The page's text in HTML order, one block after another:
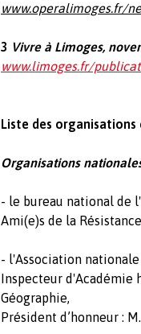
www.operalimoges.fr/
3 Vivre à Limoges,
www.limoges.fr/
Liste des
Organisations
- le bureau national de
Ami(e)s de la
- l'Association nationale
Inspecteur d'Académie
Géographie,
Président d’honneur :